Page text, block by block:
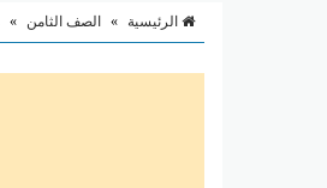
الرئيسية » الصف الثامن »